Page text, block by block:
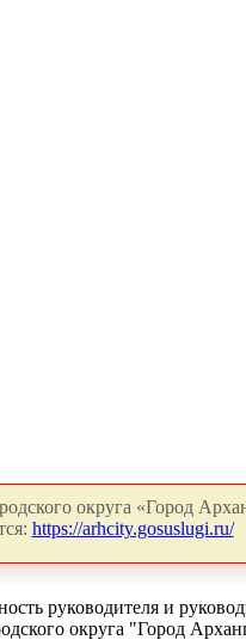
округа «Город
https://arhcity.gosuslugi.ru/
руководителя и
округа "Город